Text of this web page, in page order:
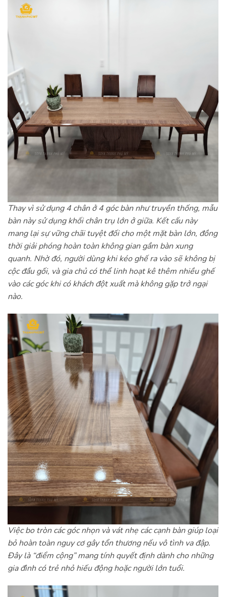
Thay vì sử dụng 4 chân ở 4 góc bàn như truyền thống, mẫu
bàn này sử dụng khối chân trụ lớn ở giữa. Kết cấu này
mang lại sự vững chãi tuyệt đối cho một mặt bàn lớn, đồng
thời giải phóng hoàn toàn không gian gầm bàn xung
quanh. Nhờ đó, người dùng khi kéo ghế ra vào sẽ không bị
cộc đầu gối, và gia chủ có thể linh hoạt kê thêm nhiều ghế
vào các góc khi có khách đột xuất mà không gặp trở ngại
nào.
Việc bo tròn các góc nhọn và vát nhẹ các cạnh bàn giúp loại
bỏ hoàn toàn nguy cơ gây tổn thương nếu vô tình va đập.
Đây là “điểm cộng” mang tính quyết định dành cho những
gia đình có trẻ nhỏ hiếu động hoặc người lớn tuổi.